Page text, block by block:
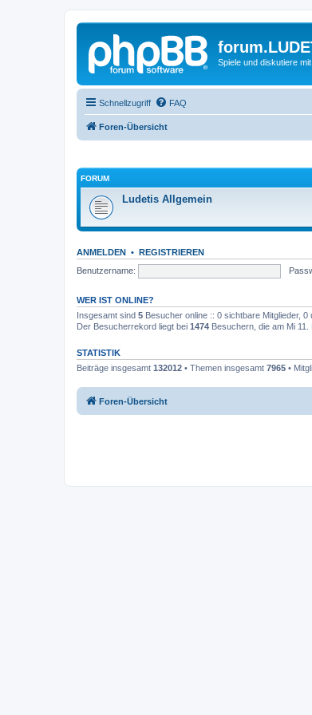
Spiele und diskutiere
Schnellzugriff FAQ
Foren-Übersicht
FORUM
Ludetis Allgemein
ANMELDEN • REGISTRIEREN
Benutzername:
WER IST ONLINE?
Insgesamt sind 5 Besucher online :: 0 sichtbare Mitglieder,
Der Besucherrekord liegt bei 1474 Besuchern, die am Mi
STATISTIK
Beiträge insgesamt 132012 • Themen insgesamt 7965 •
Foren-Übersicht